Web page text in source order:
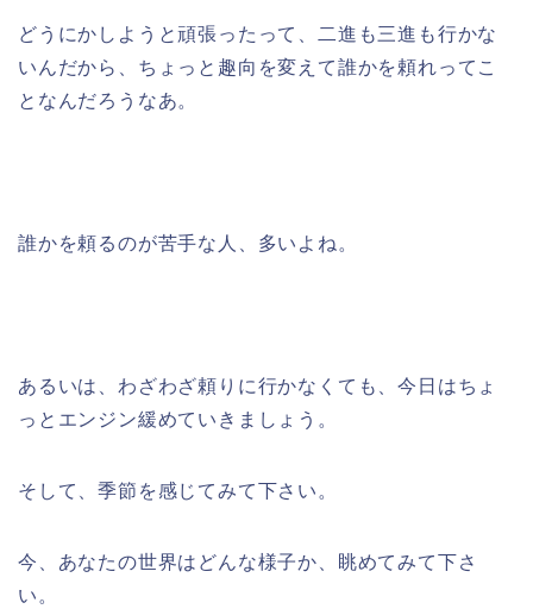
どうにかしようと頑張ったって、二進も三進も行かな
いんだから、ちょっと趣向を変えて誰かを頼れってこ
となんだろうなあ。
誰かを頼るのが苦手な人、多いよね。
あるいは、わざわざ頼りに行かなくても、今日はちょ
っとエンジン緩めていきましょう。
そして、季節を感じてみて下さい。
今、あなたの世界はどんな様子か、眺めてみて下さ
い。